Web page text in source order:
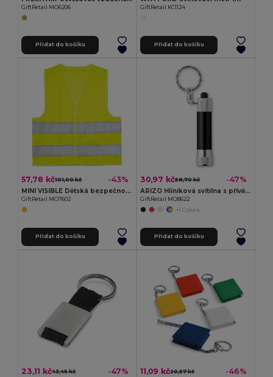
GiftRetail MO6206
Přidat do košíku
GiftRetail KC1124
Přidat do košíku
57,78 kč101,00 kč -43%
MINI VISIBLE Dětská bezpečnostní vesta
GiftRetail MO7602
Přidat do košíku
30,97 kč58,70 kč -47%
ARIZO Hliníková svítilna s přívěškem
GiftRetail MO8622
+1 Colors
Přidat do košíku
23,11 kč43,45 kč -47% 11,09 kč20,57 kč -46%